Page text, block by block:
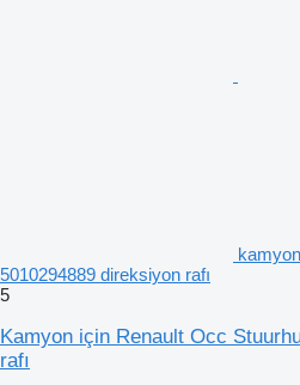
5010294889 direksiyon rafı
5
Kamyon için Renault Occ
rafı